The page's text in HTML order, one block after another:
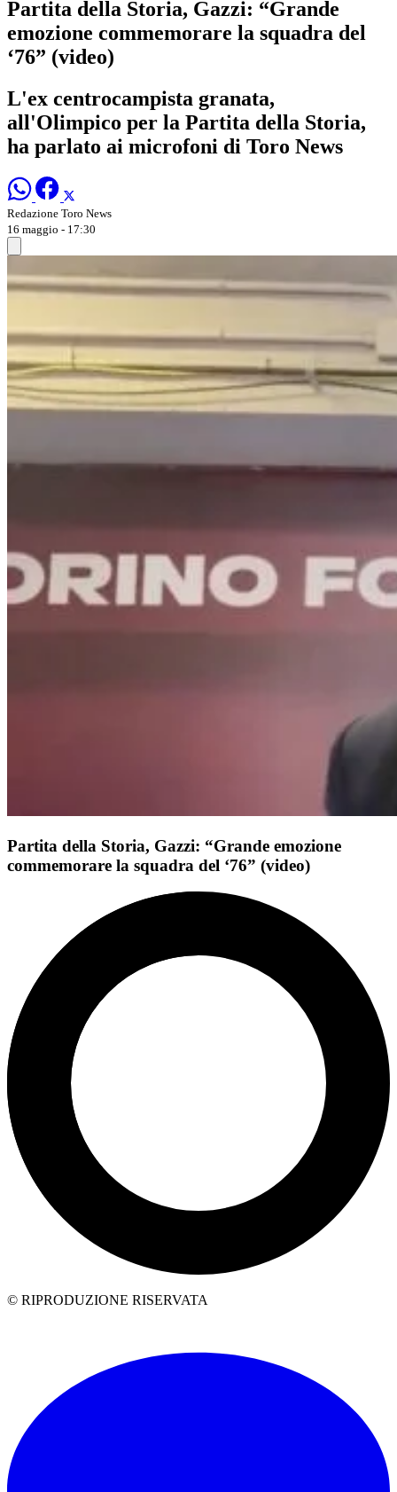
Partita della Storia, Gazzi: “Grande
emozione commemorare la squadra del
‘76” (video)
L'ex centrocampista granata,
all'Olimpico per la Partita della Storia,
ha parlato ai microfoni di Toro News
Redazione Toro News
16 maggio - 17:30
Partita della Storia, Gazzi: “Grande emozione
commemorare la squadra del ‘76” (video)
© RIPRODUZIONE RISERVATA